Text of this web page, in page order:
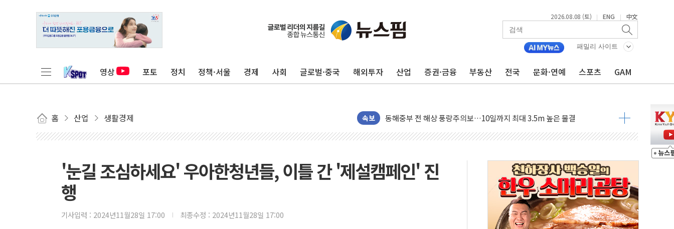
2026.08.08 (토) | ENG | 中文
패밀리 사이트
영상 포토 정치 정책·서울 경제 사회 글로벌·중국 해외투자 산업 증권·금융 부동산 전국 문화·연예 스포츠 GAM
홈 산업 생활경제 속보
'화합' 꺼낸 김민석에 '뻔뻔' 받아친 정청래…제주 연설서 신경전 고조
李대통령, ISA 개편 재검토 지시…與 "적극 환영"·野 "졸속 국정"
연일 폭염에 온열질환 사망 23명…정부, 비상대응기구 가동
中 전방위 아파트 부양, 수도 베이징도 부동산 규제 철폐
동해시, 11~14일 '별똥별 멍' 운영…페르세우스 유성우 관측
강원 중·남부 동해안 시간당 50mm 이상 폭우…호우경보 발효
청양 밭에서 일하던 90대 숨져…온열질환 여부 조사
폭염에 車 운전면허 기능시험 오전 집중 편성…체감온도 38도 넘으면 중단
李대통령, 'ISA·주가누르기 방지법' 전면 재검토 지시
'눈길 조심하세요' 우아한청년들, 이틀 간 '제설캠페인' 진
행
기사입력 : 2024년11월28일 17:00 최종수정 : 2024년11월28일 17:00